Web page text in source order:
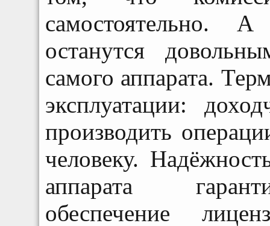
самостоятельно. А
останутся
самого аппарата.
эксплуатации:
производить
человеку.
аппарата
обеспечение